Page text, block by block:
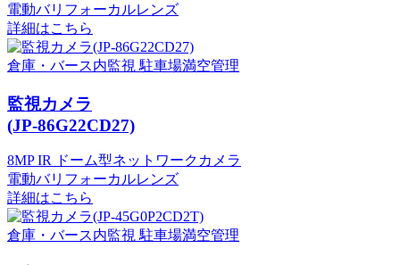
電動バリフォーカルレンズ
詳細はこちら
倉庫・バース内監視 駐車場満空管理
監視カメラ
(JP-86G22CD27)
8MP IR ドーム型ネットワークカメラ
電動バリフォーカルレンズ
詳細はこちら
倉庫・バース内監視 駐車場満空管理